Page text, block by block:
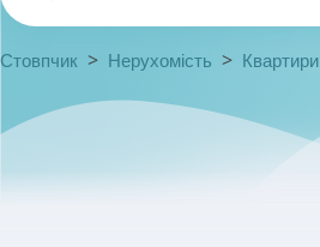
Стовпчик > Нерухомість > Квартири